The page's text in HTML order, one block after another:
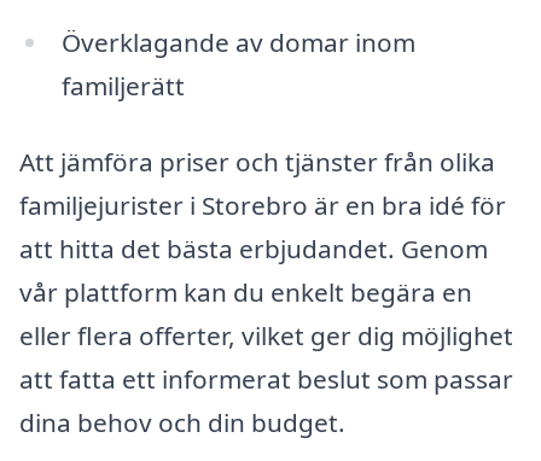
Överklagande av domar inom
familjerätt
Att jämföra priser och tjänster från olika
familjejurister i Storebro är en bra idé för
att hitta det bästa erbjudandet. Genom
vår plattform kan du enkelt begära en
eller flera offerter, vilket ger dig möjlighet
att fatta ett informerat beslut som passar
dina behov och din budget.